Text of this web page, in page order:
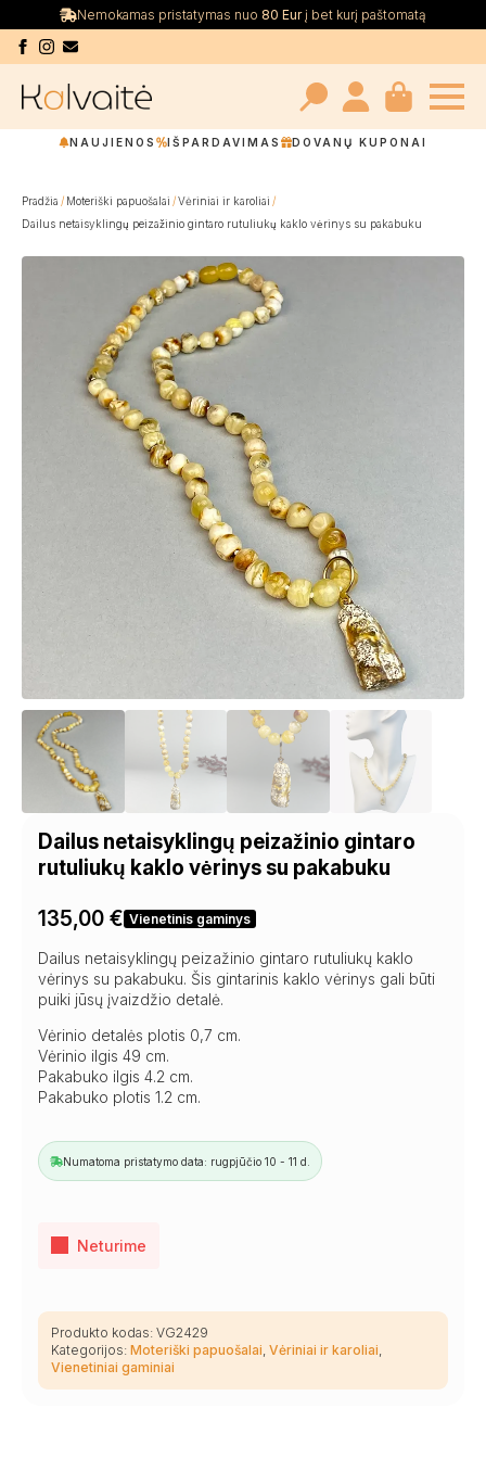
Nemokamas pristatymas nuo 80 Eurį bet kurį paštomatą
Search
NAUJIENOS IŠPARDAVIMAS DOVANŲ KUPONAI
Pradžia Moteriški papuošalai
Vėriniai ir karoliai
Dailus netaisyklingų peizažinio gintaro rutuliukų kaklo vėrinys su pakabuku
Dailus netaisyklingų peizažinio gintaro
rutuliukų kaklo vėrinys su pakabuku
135,00 € Vienetinis gaminys
Dailus netaisyklingų peizažinio gintaro rutuliukų kaklo
vėrinys su pakabuku. Šis gintarinis kaklo vėrinys gali būti
puiki jūsų įvaizdžio detalė.
Vėrinio detalės plotis 0,7 cm.
Vėrinio ilgis 49 cm.
Pakabuko ilgis 4.2 cm.
Pakabuko plotis 1.2 cm.
Numatoma pristatymo data: rugpjūčio 10 - 11 d.
Neturime
Produkto kodas: VG2429
Kategorijos: Moteriški papuošalai Vėriniai ir karoliai
Vienetiniai gaminiai